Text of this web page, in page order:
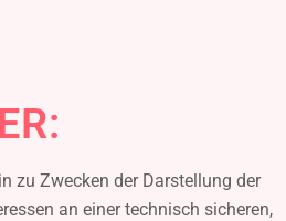
zu Zwecken der Darstellung der
an einer technisch sicheren,